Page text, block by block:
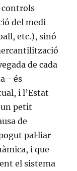
controls
del medi
etc.), sinó
de cada
és
i l’Estat
petit
de
pal·liar
i que
el sistema